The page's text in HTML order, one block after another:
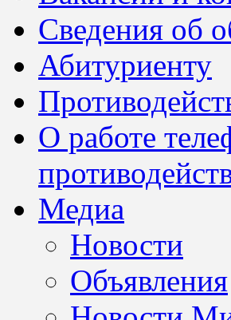
Сведения об
Абитуриенту
О работе
Медиа
Новости
Объявления